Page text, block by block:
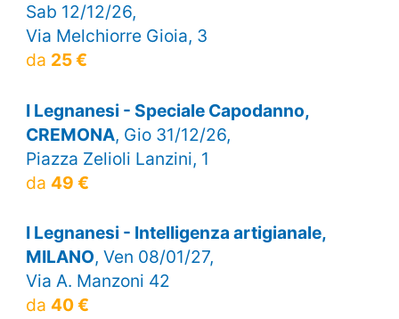
Sab 12/12/26,
Via Melchiorre Gioia, 3
da 25 €
I Legnanesi - Speciale Capodanno,
CREMONA, Gio 31/12/26,
Piazza Zelioli Lanzini, 1
da 49 €
I Legnanesi - Intelligenza artigianale,
MILANO, Ven 08/01/27,
Via A. Manzoni 42
da 40 €